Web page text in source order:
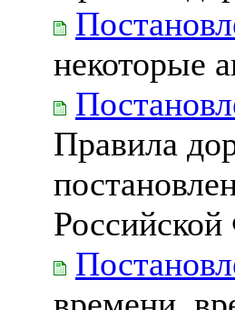
некоторые
Правила